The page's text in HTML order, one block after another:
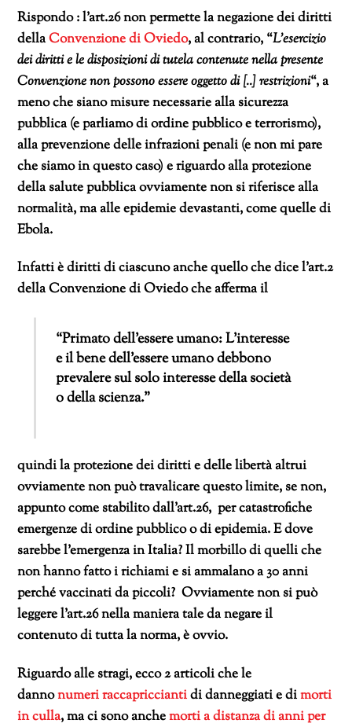
Rispondo : l’art.26 non permette la negazione dei diritti
dellaConvenzione di Oviedo, al contrario, “L’esercizio
dei diritti e le disposizioni di tutela contenute nella presente
Convenzione non possono essere oggetto di [..] restrizioni“, a
meno che siano misure necessarie alla sicurezza
pubblica (e parliamo di ordine pubblico e terrorismo),
alla prevenzione delle infrazioni penali (e non mi pare
che siamo in questo caso) e riguardo alla protezione
della salute pubblica ovviamente non si riferisce alla
normalità, ma alle epidemie devastanti, come quelle di
Ebola.
Infatti è diritti di ciascuno anche quello che dice l’art.2
della Convenzione di Oviedo che afferma il
“Primato dell’essere umano: L’interesse
e il bene dell’essere umano debbono
prevalere sul solo interesse della società
o della scienza.”
quindi la protezione dei diritti e delle libertà altrui
ovviamente non può travalicare questo limite, se non,
appunto come stabilito dall’art.26, per catastrofiche
emergenze di ordine pubblico o di epidemia. E dove
sarebbe l’emergenza in Italia? Il morbillo di quelli che
non hanno fatto i richiami e si ammalano a 30 anni
perché vaccinati da piccoli? Ovviamente non si può
leggere l’art.26 nella maniera tale da negare il
contenuto di tutta la norma, è ovvio.
Riguardo alle stragi, ecco 2 articoli che le
dannonumeri raccapricciantidi danneggiati e dimorti
in culla, ma ci sono anchemorti a distanza di anni per